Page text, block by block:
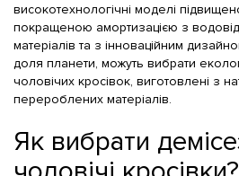
високотехнологічні моделі
покращеною амортизацією з
матеріалів та з інноваційним
доля планети, можуть вибрати
чоловічих кросівок, виготовлені з
перероблених матеріалів.
Як вибрати